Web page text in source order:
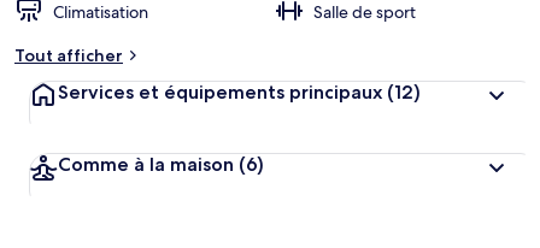
Climatisation
Salle de sport
Tout afficher
Services et équipements principaux (12)
Comme à la maison (6)